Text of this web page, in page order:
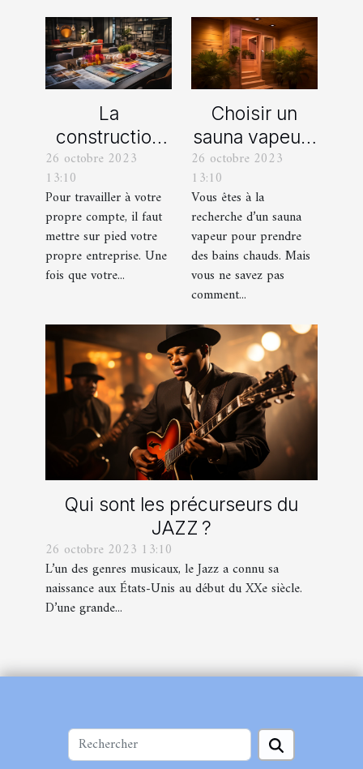
La
construction
d’une identité
d’entreprise :
que faut-il en
savoir ?
26 octobre 2023
13:10
Pour travailler à votre
propre compte, il faut
mettre sur pied votre
propre entreprise. Une
fois que votre...
Choisir un
sauna vapeur :
comment s’y
prendre ?
26 octobre 2023
13:10
Vous êtes à la
recherche d’un sauna
vapeur pour prendre
des bains chauds. Mais
vous ne savez pas
comment...
Qui sont les précurseurs du
JAZZ ?
26 octobre 2023 13:10
L’un des genres musicaux, le Jazz a connu sa
naissance aux États-Unis au début du XXe siècle.
D’une grande...